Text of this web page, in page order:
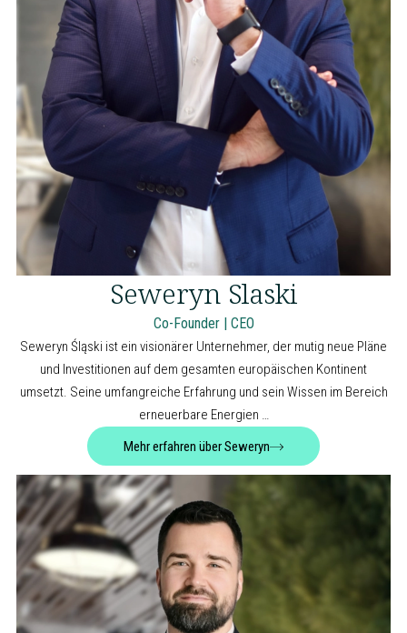
Seweryn Slaski
Co-Founder | CEO
Seweryn Śląski ist ein visionärer Unternehmer, der mutig neue Pläne
und Investitionen auf dem gesamten europäischen Kontinent
umsetzt. Seine umfangreiche Erfahrung und sein Wissen im Bereich
erneuerbare Energien …
Mehr erfahren über Seweryn